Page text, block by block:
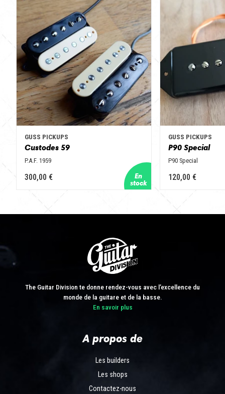
GUSS PICKUPS
Custodes 59
P.A.F. 1959
300,00 €
GUSS PICKUPS
P90 Special
P90 Special
120,00 €
The Guitar Division te donne rendez-vous avec l’excellence du
monde de la guitare et de la basse.
En savoir plus
A propos de
Les builders
Les shops
Contactez-nous